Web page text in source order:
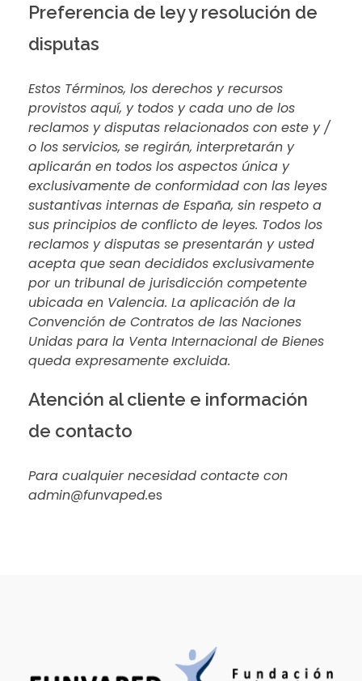
Preferencia de ley y resolución de
disputas
Estos Términos, los derechos y recursos
provistos aquí, y todos y cada uno de los
reclamos y disputas relacionados con este y /
o los servicios, se regirán, interpretarán y
aplicarán en todos los aspectos única y
exclusivamente de conformidad con las leyes
sustantivas internas de España, sin respeto a
sus principios de conflicto de leyes. Todos los
reclamos y disputas se presentarán y usted
acepta que sean decididos exclusivamente
por un tribunal de jurisdicción competente
ubicada en Valencia. La aplicación de la
Convención de Contratos de las Naciones
Unidas para la Venta Internacional de Bienes
queda expresamente excluida.
Atención al cliente e información
de contacto
Para cualquier necesidad contacte con
admin@funvaped.es